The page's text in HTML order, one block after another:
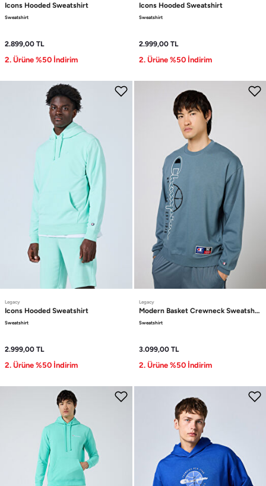
Icons Hooded Sweatshirt
Sweatshirt
2.899,00 TL
2. Ürüne %50 İndirim
Icons Hooded Sweatshirt
Sweatshirt
2.999,00 TL
2. Ürüne %50 İndirim
Legacy
Icons Hooded Sweatshirt
Sweatshirt
2.999,00 TL
2. Ürüne %50 İndirim
Legacy
Modern Basket Crewneck Sweatshirt
Sweatshirt
3.099,00 TL
2. Ürüne %50 İndirim